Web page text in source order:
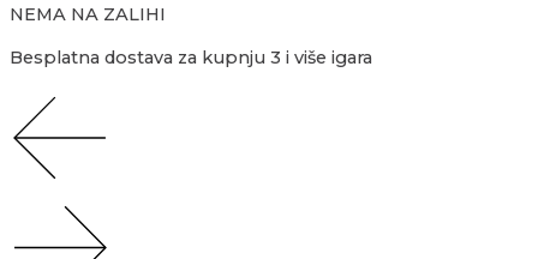
NEMA NA ZALIHI
Besplatna dostava za kupnju 3 i više igara